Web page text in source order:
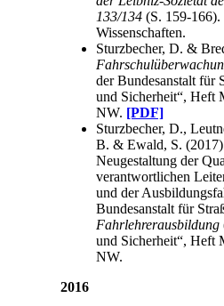
133/134 (S. 159-
Wissenschaften.
Sturzbecher, D. &
der Bundesanstalt für
und Sicherheit“, Heft
NW. [PDF]
Sturzbecher, D.,
B. & Ewald, S.
Neugestaltung der
verantwortlichen
und der
Bundesanstalt für
Fahrlehrerausbildung
und Sicherheit“, Heft
NW.
2016